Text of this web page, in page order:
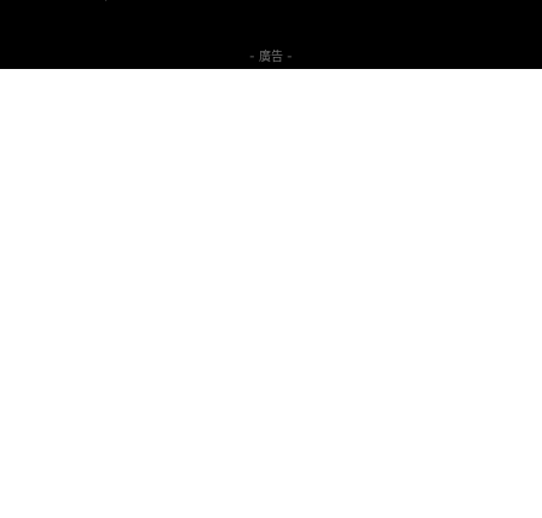
- 廣告 -